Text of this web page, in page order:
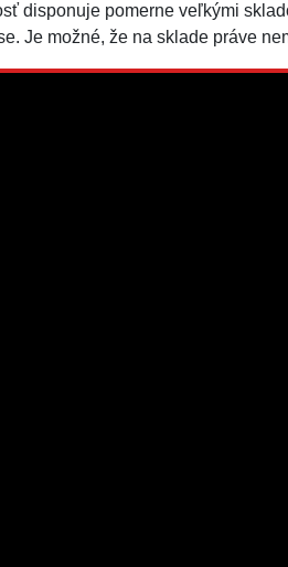
disponuje pomerne veľkými
Je možné, že na sklade práve